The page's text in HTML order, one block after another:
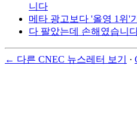
니다
메타 광고보다 '올영 1위'
다 팔았는데 손해였습니
← 다른 CNEC 뉴스레터 보기 ·